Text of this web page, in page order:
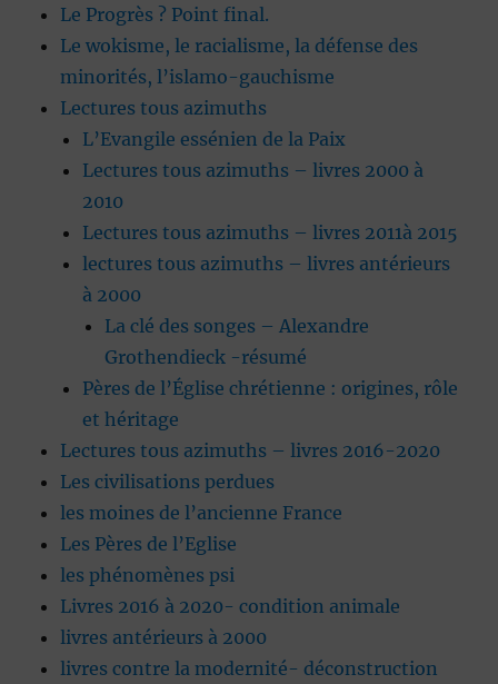
Le Progrès ? Point final.
Le wokisme, le racialisme, la défense des
minorités, l’islamo-gauchisme
Lectures tous azimuths
L’Evangile essénien de la Paix
Lectures tous azimuths – livres 2000 à
2010
Lectures tous azimuths – livres 2011à 2015
lectures tous azimuths – livres antérieurs
à 2000
La clé des songes – Alexandre
Grothendieck -résumé
Pères de l’Église chrétienne : origines, rôle
et héritage
Lectures tous azimuths – livres 2016-2020
Les civilisations perdues
les moines de l’ancienne France
Les Pères de l’Eglise
les phénomènes psi
Livres 2016 à 2020- condition animale
livres antérieurs à 2000
livres contre la modernité- déconstruction